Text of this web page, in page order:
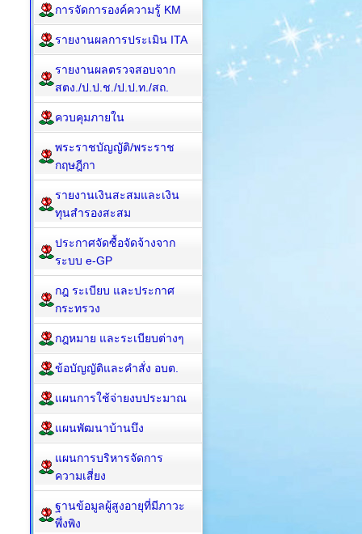
การจัดการองค์ความรู้ KM
รายงานผลการประเมิน ITA
รายงานผลตรวจสอบจาก
สตง./ป.ป.ช./ป.ป.ท./สถ.
ควบคุมภายใน
พระราชบัญญัติ/พระราช
กฤษฎีกา
รายงานเงินสะสมและเงิน
ทุนสำรองสะสม
ประกาศจัดซื้อจัดจ้างจาก
ระบบ e-GP
กฎ ระเบียบ และประกาศ
กระทรวง
กฎหมาย และระเบียบต่างๆ
ข้อบัญญัติและคำสั่ง อบต.
แผนการใช้จ่ายงบประมาณ
แผนพัฒนาบ้านบึง
แผนการบริหารจัดการ
ความเสี่ยง
ฐานข้อมูลผู้สูงอายุที่มีภาวะ
พึ่งพิง